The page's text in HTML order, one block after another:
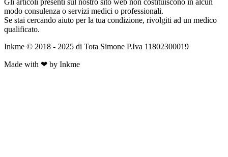
Gli articoli presenti sul nostro sito web non costituiscono in alcun
modo consulenza o servizi medici o professionali.
Se stai cercando aiuto per la tua condizione, rivolgiti ad un medico
qualificato.
Inkme © 2018 - 2025 di Tota Simone P.Iva 11802300019
Made with ❤ by Inkme